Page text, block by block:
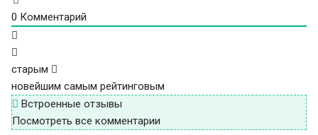
0 Комментарий
старым
новейшим самым рейтинговым
Встроенные отзывы
Посмотреть все комментарии